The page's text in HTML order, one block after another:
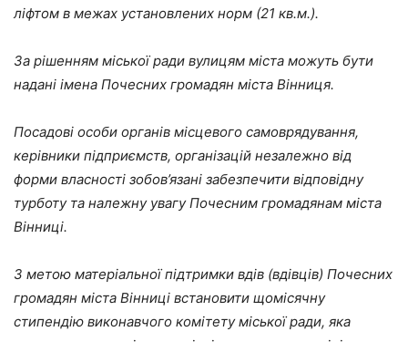
ліфтом в межах установлених норм (21 кв.м.).
За рішенням міської ради вулицям міста можуть бути
надані імена Почесних громадян міста Вінниця.
Посадові особи органів місцевого самоврядування,
керівники підприємств, організацій незалежно від
форми власності зобов’язані забезпечити відповідну
турботу та належну увагу Почесним громадянам міста
Вінниці.
З метою матеріальної підтримки вдів (вдівців) Почесних
громадян міста Вінниці встановити щомісячну
стипендію виконавчого комітету міської ради, яка